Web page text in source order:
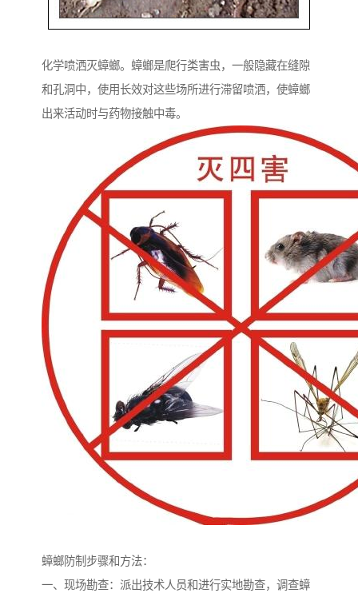
化学喷洒灭蟑螂。蟑螂是爬行类害虫，一般隐藏在缝隙
和孔洞中，使用长效对这些场所进行滞留喷洒，使蟑螂
出来活动时与药物接触中毒。
蟑螂防制步骤和方法：
一、现场勘查：派出技术人员和进行实地勘查，调查蟑